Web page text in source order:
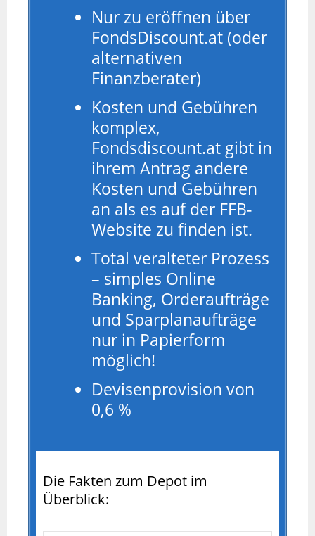
Nur zu eröffnen über
FondsDiscount.at (oder
alternativen
Finanzberater)
Kosten und Gebühren
komplex,
Fondsdiscount.at gibt in
ihrem Antrag andere
Kosten und Gebühren
an als es auf der FFB-
Website zu finden ist.
Total veralteter Prozess
– simples Online
Banking, Orderaufträge
und Sparplanaufträge
nur in Papierform
möglich!
Devisenprovision von
0,6 %
Die Fakten zum Depot im
Überblick: